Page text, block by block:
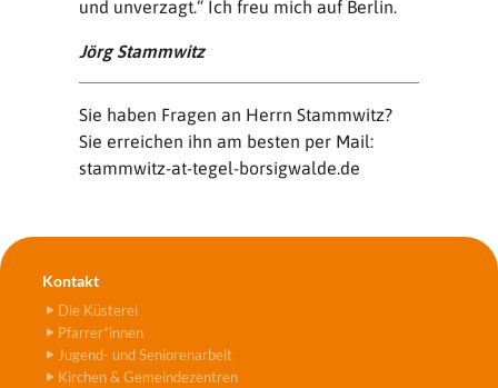
und unverzagt.“ Ich freu mich auf Berlin.
Jörg Stammwitz
Sie haben Fragen an Herrn Stammwitz?
Sie erreichen ihn am besten per Mail:
stammwitz-at-tegel-borsigwalde.de
Kontakt
Die Küsterei
Pfarrer*innen
Jugend- und Seniorenarbeit
Kirchen & Gemeindezentren